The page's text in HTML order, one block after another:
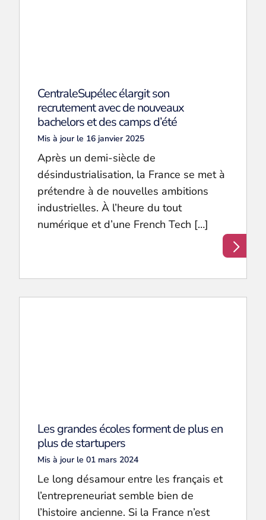
CentraleSupélec élargit son
recrutement avec de nouveaux
bachelors et des camps d’été
Mis à jour le 16 janvier 2025
Après un demi-siècle de
désindustrialisation, la France se met à
prétendre à de nouvelles ambitions
industrielles. À l’heure du tout
numérique et d’une French Tech […]
Les grandes écoles forment de plus en
plus de startupers
Mis à jour le 01 mars 2024
Le long désamour entre les français et
l’entrepreneuriat semble bien de
l’histoire ancienne. Si la France n’est